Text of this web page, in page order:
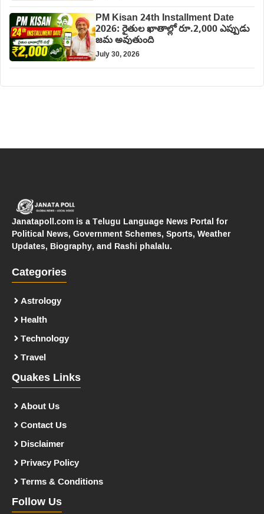
PM Kisan 24th Installment Date
2026: రైతుల ఖాతాల్లో రూ.2,000 ఎప్పుడు
జమ అవుతుంది
July 30, 2026
Janatapoll.com is a Telugu Language News Portal for
Political News, Government Schemes, Sports, Weather
Updates, Biography, and Rashi phalalu.
Categories
Astrology
Health
Technology
Travel
Quakes Links
About Us
Contact Us
Disclaimer
Privacy Policy
Terms & Conditions
Follow Us